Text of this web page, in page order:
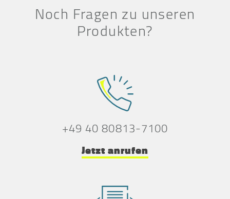
Noch Fragen zu unseren
Produkten?
+49 40 80813-7100
Jetzt anrufen